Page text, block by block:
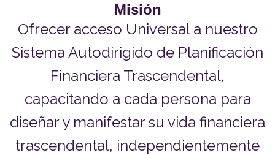
Misión
Ofrecer acceso Universal a nuestro
Sistema Autodirigido de Planificación
Financiera Trascendental,
capacitando a cada persona para
diseñar y manifestar su vida financiera
trascendental, independientemente